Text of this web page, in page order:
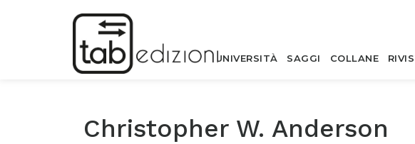
UNIVERSITÀ SAGGI COLLANE
Christopher W. Anderson